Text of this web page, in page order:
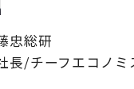
忠総研
長/チーフエコノミ